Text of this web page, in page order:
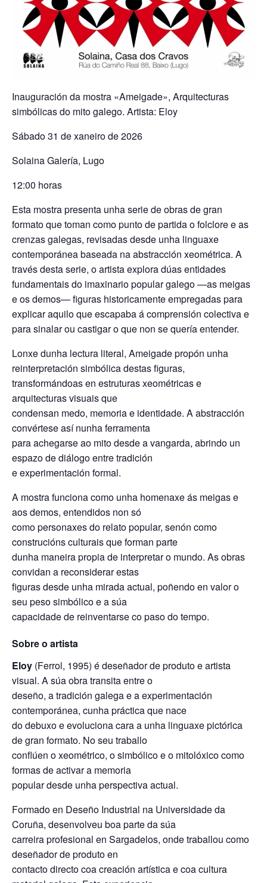
Inauguración da mostra «Ameigade», Arquitecturas
simbólicas do mito galego. Artista: Eloy
Sábado 31 de xaneiro de 2026
Solaina Galería, Lugo
12:00 horas
Esta mostra presenta unha serie de obras de gran
formato que toman como punto de partida o folclore e as
crenzas galegas, revisadas desde unha linguaxe
contemporánea baseada na abstracción xeométrica. A
través desta serie, o artista explora dúas entidades
fundamentais do imaxinario popular galego —as meigas
e os demos— figuras historicamente empregadas para
explicar aquilo que escapaba á comprensión colectiva e
para sinalar ou castigar o que non se quería entender.
Lonxe dunha lectura literal, Ameigade propón unha
reinterpretación simbólica destas figuras,
transformándoas en estruturas xeométricas e
arquitecturas visuais que
condensan medo, memoria e identidade. A abstracción
convértese así nunha ferramenta
para achegarse ao mito desde a vangarda, abrindo un
espazo de diálogo entre tradición
e experimentación formal.
A mostra funciona como unha homenaxe ás meigas e
aos demos, entendidos non só
como personaxes do relato popular, senón como
construcións culturais que forman parte
dunha maneira propia de interpretar o mundo. As obras
convidan a reconsiderar estas
figuras desde unha mirada actual, poñendo en valor o
seu peso simbólico e a súa
capacidade de reinventarse co paso do tempo.
Sobre o artista
Eloy (Ferrol, 1995) é deseñador de produto e artista
visual. A súa obra transita entre o
deseño, a tradición galega e a experimentación
contemporánea, cunha práctica que nace
do debuxo e evoluciona cara a unha linguaxe pictórica
de gran formato. No seu traballo
conflúen o xeométrico, o simbólico e o mitolóxico como
formas de activar a memoria
popular desde unha perspectiva actual.
Formado en Deseño Industrial na Universidade da
Coruña, desenvolveu boa parte da súa
carreira profesional en Sargadelos, onde traballou como
deseñador de produto en
contacto directo coa creación artística e coa cultura